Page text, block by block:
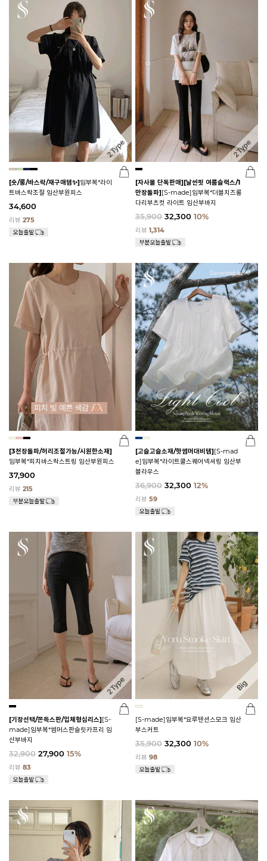
[숏/롱/바스락/재구매템✨]임부복*라이
트바스락조절 임산부원피스
34,600
리뷰 275
[자사몰 단독판매][날씬핏 여름슬랙스/1
만장돌파][S-made]임부복*더블치즈롱
다리부츠컷 라이트 임산부바지
35,900 32,300 10%
리뷰 1,314
[3천장돌파/허리조절가능/시원한소재]
임부복*피치바스락스트링 임산부원피스
37,900
리뷰 215
[고슬고슬소재/핫썸머대비템][S-mad
e]임부복*라이트쿨스퀘어넥셔링 임산부
블라우스
36,900 32,300 12%
리뷰 59
[기장선택/쫀득스판/입체형심리스][S-
made]임부복*썸머스판슬릿카프리 임
산부바지
32,900 27,900 15%
리뷰 83
[S-made]임부복*요루텐션스모크 임산
부스커트
35,900 32,300 10%
리뷰 98